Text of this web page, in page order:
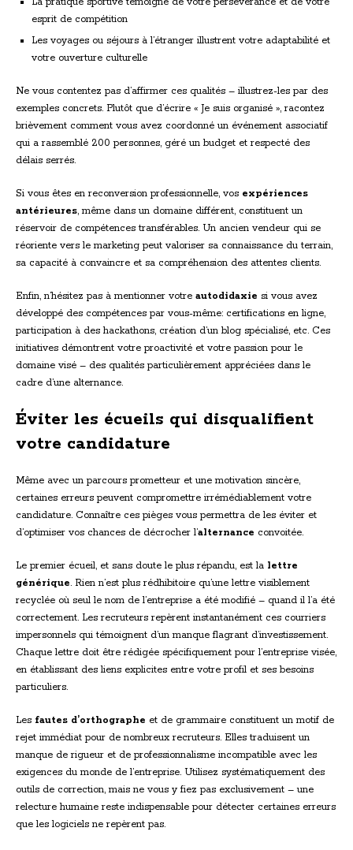
esprit de compétition
Les voyages ou séjours à l’étranger illustrent votre adaptabilité et
votre ouverture culturelle
Ne vous contentez pas d’affirmer ces qualités – illustrez-les par des
exemples concrets. Plutôt que d’écrire « Je suis organisé », racontez
brièvement comment vous avez coordonné un événement associatif
qui a rassemblé 200 personnes, géré un budget et respecté des
délais serrés.
Si vous êtes en reconversion professionnelle, vos expériences
antérieures, même dans un domaine différent, constituent un
réservoir de compétences transférables. Un ancien vendeur qui se
réoriente vers le marketing peut valoriser sa connaissance du terrain,
sa capacité à convaincre et sa compréhension des attentes clients.
Enfin, n’hésitez pas à mentionner votre autodidaxie si vous avez
développé des compétences par vous-même: certifications en ligne,
participation à des hackathons, création d’un blog spécialisé, etc. Ces
initiatives démontrent votre proactivité et votre passion pour le
domaine visé – des qualités particulièrement appréciées dans le
cadre d’une alternance.
Éviter les écueils qui disqualifient
votre candidature
Même avec un parcours prometteur et une motivation sincère,
certaines erreurs peuvent compromettre irrémédiablement votre
candidature. Connaître ces pièges vous permettra de les éviter et
d’optimiser vos chances de décrocher l’alternance convoitée.
Le premier écueil, et sans doute le plus répandu, est la lettre
générique. Rien n’est plus rédhibitoire qu’une lettre visiblement
recyclée où seul le nom de l’entreprise a été modifié – quand il l’a été
correctement. Les recruteurs repèrent instantanément ces courriers
impersonnels qui témoignent d’un manque flagrant d’investissement.
Chaque lettre doit être rédigée spécifiquement pour l’entreprise visée,
en établissant des liens explicites entre votre profil et ses besoins
particuliers.
Les fautes d’orthographe et de grammaire constituent un motif de
rejet immédiat pour de nombreux recruteurs. Elles traduisent un
manque de rigueur et de professionnalisme incompatible avec les
exigences du monde de l’entreprise. Utilisez systématiquement des
outils de correction, mais ne vous y fiez pas exclusivement – une
relecture humaine reste indispensable pour détecter certaines erreurs
que les logiciels ne repèrent pas.